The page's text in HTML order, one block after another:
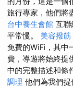
旅行專家，他們將
台中養生會館 互聯
平常慢。 美容撥筋
免費的WiFi，其中
費，導遊將始終提
中的完整描述和條
調理 他們為我們提